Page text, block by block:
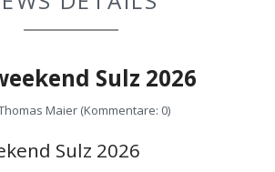
Sulz 2026
Maier (Kommentare: 0)
Sulz 2026